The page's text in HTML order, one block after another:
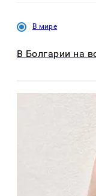
В мире
В Болгарии на